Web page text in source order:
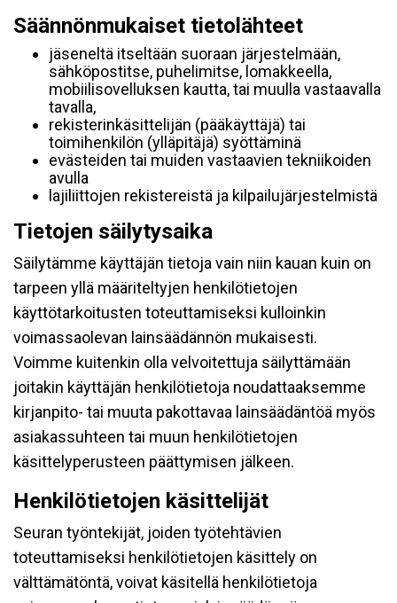
Säännönmukaiset tietolähteet
jäseneltä itseltään suoraan järjestelmään,
sähköpostitse, puhelimitse, lomakkeella,
mobiilisovelluksen kautta, tai muulla vastaavalla
tavalla,
rekisterinkäsittelijän (pääkäyttäjä) tai
toimihenkilön (ylläpitäjä) syöttäminä
evästeiden tai muiden vastaavien tekniikoiden
avulla
lajiliittojen rekistereistä ja kilpailujärjestelmistä
Tietojen säilytysaika
Säilytämme käyttäjän tietoja vain niin kauan kuin on
tarpeen yllä määriteltyjen henkilötietojen
käyttötarkoitusten toteuttamiseksi kulloinkin
voimassaolevan lainsäädännön mukaisesti.
Voimme kuitenkin olla velvoitettuja säilyttämään
joitakin käyttäjän henkilötietoja noudattaaksemme
kirjanpito- tai muuta pakottavaa lainsäädäntöä myös
asiakassuhteen tai muun henkilötietojen
käsittelyperusteen päättymisen jälkeen.
Henkilötietojen käsittelijät
Seuran työntekijät, joiden työtehtävien
toteuttamiseksi henkilötietojen käsittely on
välttämätöntä, voivat käsitellä henkilötietoja